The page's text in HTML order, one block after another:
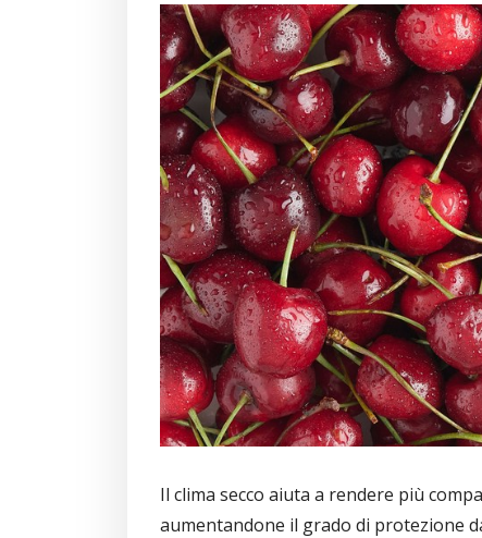
Il clima secco aiuta a rendere più
aumentandone il grado di protezione